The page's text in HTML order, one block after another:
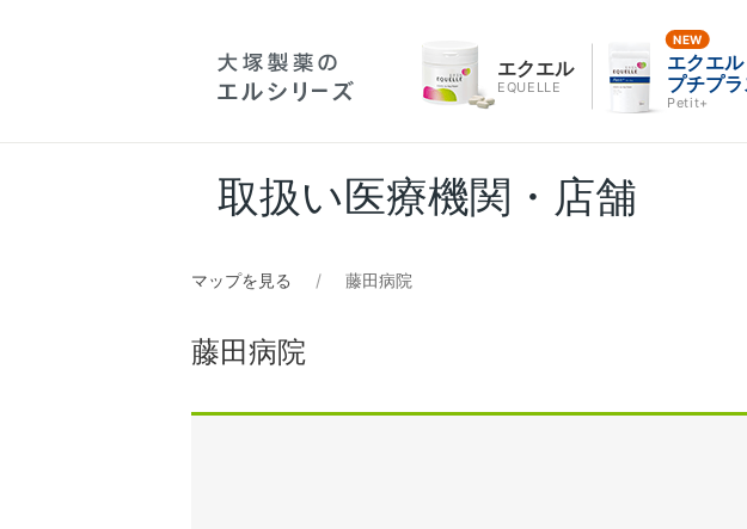
エクエル
EQUELLE
エクエル
プチプラ
Petit+
取扱い医療機関・店舗
マップを見る 藤田病院
藤田病院